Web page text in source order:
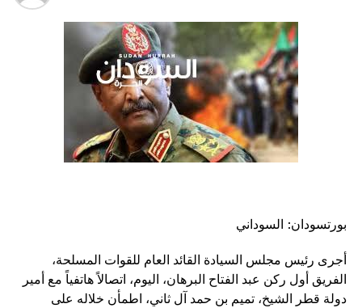
بورتسودان: السوداني
أجرى رئيس مجلس السيادة القائد العام للقوات المسلحة،
الفريق أول ركن عبد الفتاح البرهان، اليوم، اتصالاً هاتفياً مع أمير
دولة قطر الشيخ، تميم بن حمد آل ثاني، اطمأن خلاله على